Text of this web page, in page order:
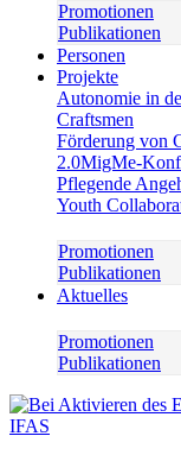
Promotionen
Publikationen
Personen
Projekte
Autonomie in
Craftsmen
Förderung von
2.0MigMe-
Pflegende
Youth
Promotionen
Publikationen
Aktuelles
Promotionen
Publikationen
IFAS